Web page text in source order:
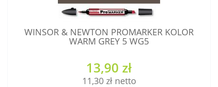
WINSOR & NEWTON PROMARKER KOLOR
WARM GREY 5 WG5
13,90 zł
11,30 zł